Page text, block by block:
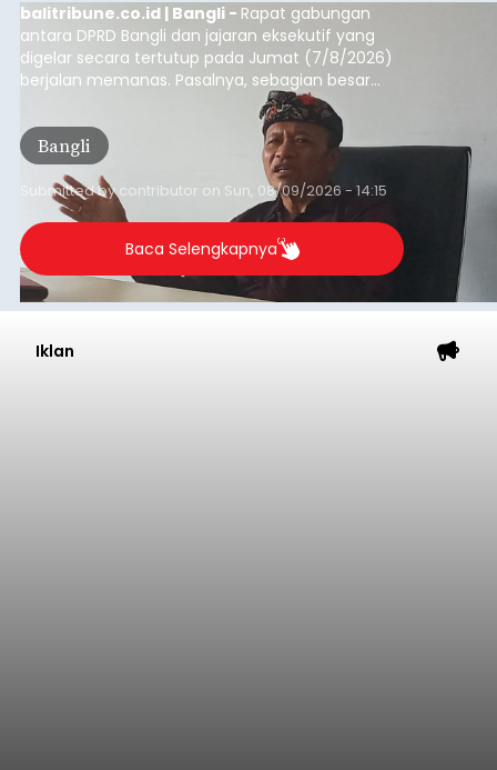
balitribune.co.id | Bangli - Rapat gabungan
antara DPRD Bangli dan jajaran eksekutif yang
digelar secara tertutup pada Jumat (7/8/2026)
berjalan memanas. Pasalnya, sebagian besar
dana hibah yang bersumber dari pokok-pokok
pikiran (pokok-pokok pikiran/pokir) dewan hasil
penjaringan aspirasi masyarakat saat reses tak
kunjung cair.
Bangli
Submitted bycontributor on Sun, 08/09/2026 - 14:15
Baca Selengkapnya
Iklan